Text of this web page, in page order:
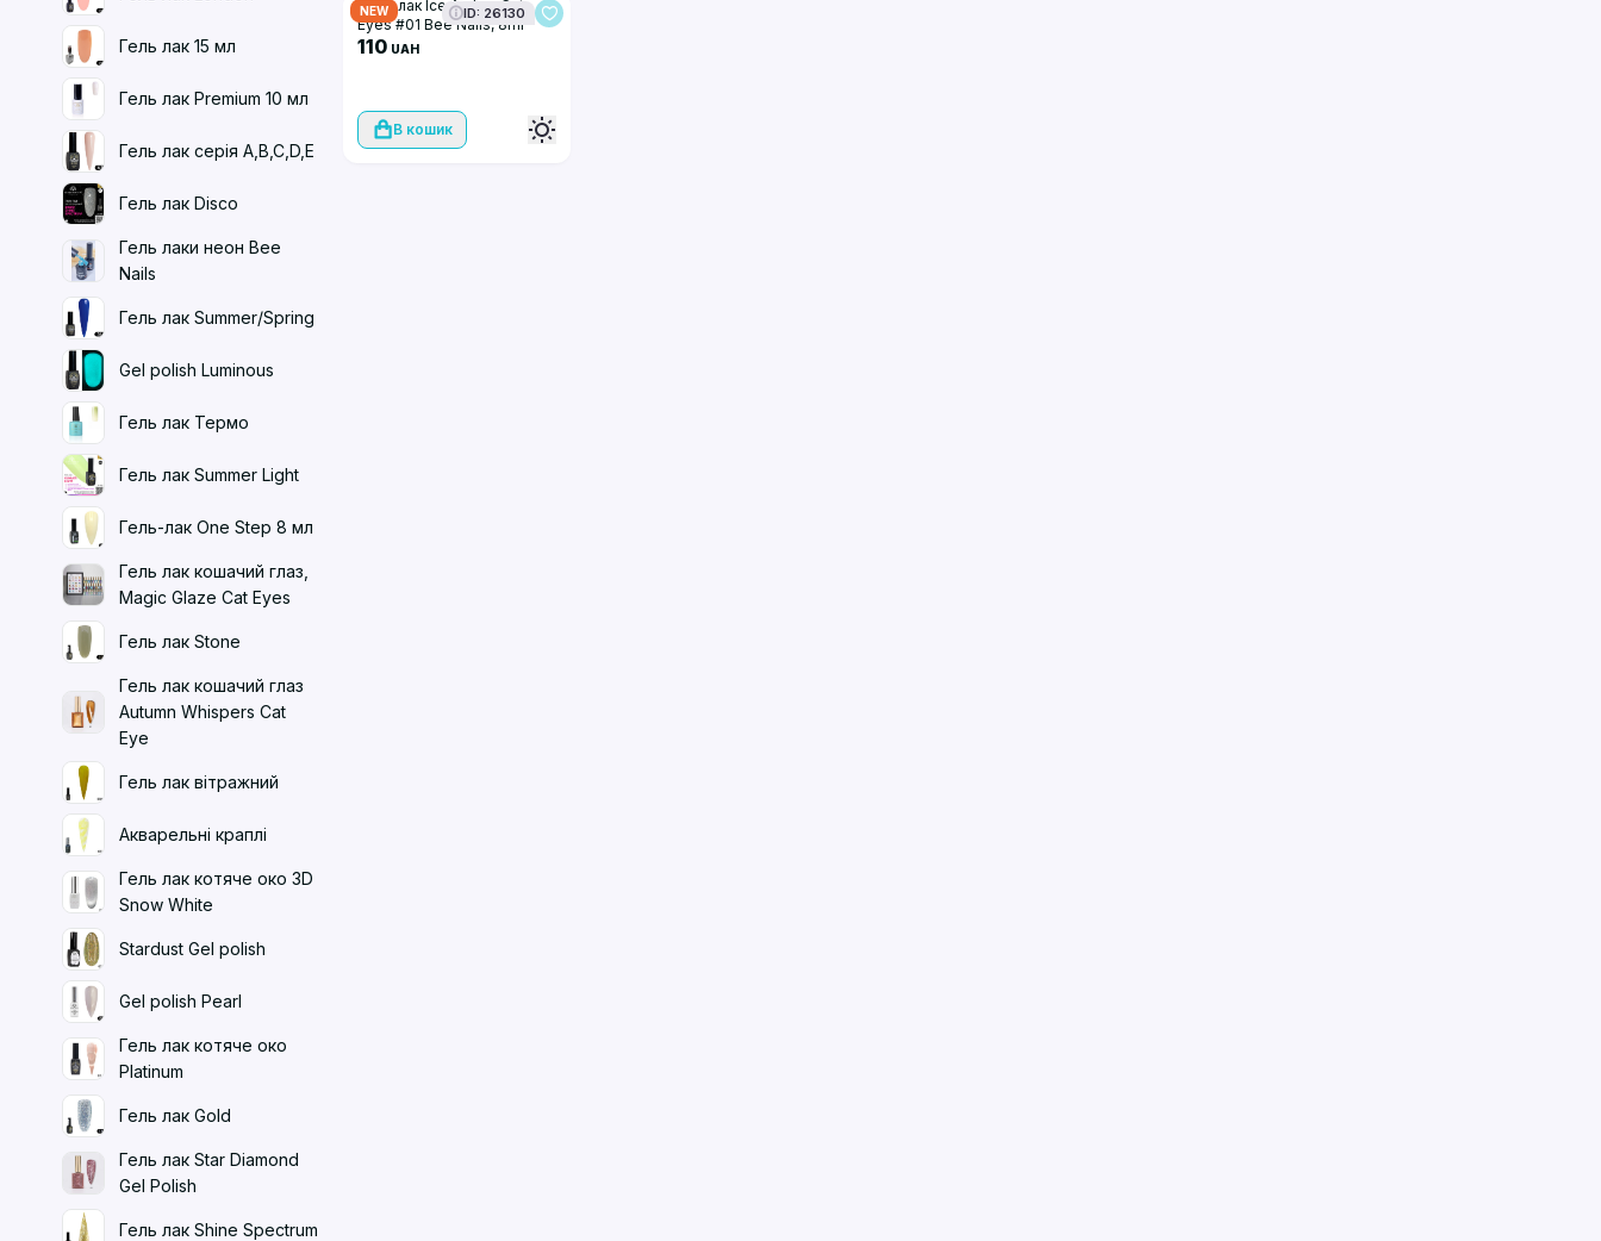
Гель лак 15 мл
Гель лак Premium 10 мл
Гель лак серія A,B,C,D,E
Гель лак Disco
Гель лаки неон Bee
Nails
Гель лак Summer/Spring
Gel polish Luminous
Гель лак Термо
Гель лак Summer Light
Гель-лак One Step 8 мл
Гель лак кошачий глаз,
Magic Glaze Cat Eyes
Гель лак Stone
Гель лак кошачий глаз
Autumn Whispers Cat
Eye
Гель лак вітражний
Акварельні краплі
Гель лак котяче око 3D
Snow White
Stardust Gel polish
Gel polish Pearl
Гель лак котяче око
Platinum
Гель лак Gold
Гель лак Star Diamond
Gel Polish
Гель лак Shine Spectrum
NEW ID: 26130
Гель-лак Ice Amber Cat
Eyes #01 Bee Nails, 8ml
110 UAH
В кошик